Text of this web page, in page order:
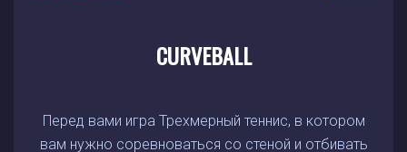
CURVEBALL
Перед вами игра Трехмерный теннис, в котором
вам нужно соревноваться со стеной и отбивать